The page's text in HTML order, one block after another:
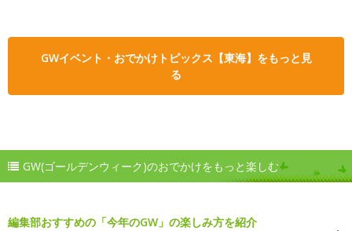
GWイベント・おでかけトピックス【東海】をもっと見
る
GW(ゴールデンウィーク)のおでかけをもっと楽しむ
編集部おすすめの「今年のGW」の楽しみ方を紹介